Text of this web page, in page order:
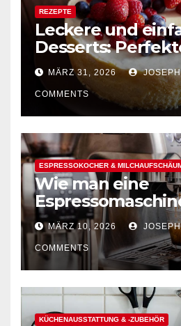
REZEPTE
Leckere und
Desserts:
mühelos backen
MÄRZ 31, 2026
COMMENTS
ESPRESSOKOCHER &
Wie man eine
Hausgebrauch
MÄRZ 10, 2026
COMMENTS
KÜCHENAUSSTATTUNG & -ZUBEHÖR